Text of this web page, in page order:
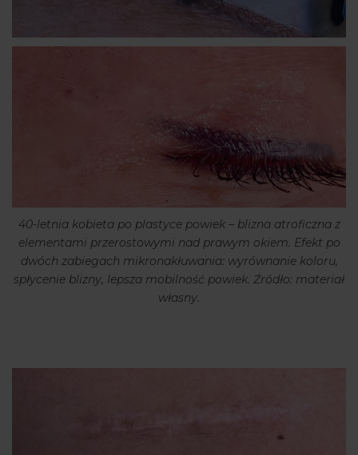
40-letnia kobieta po plastyce powiek – blizna atroficzna z
elementami przerostowymi nad prawym okiem. Efekt po
dwóch zabiegach mikronakłuwania: wyrównanie koloru,
spłycenie blizny, lepsza mobilność powiek. Źródło: materiał
własny.